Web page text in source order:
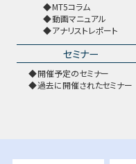
MT5コラム
動画マニュアル
アナリストレポート
セミナー
開催予定のセミナー
過去に開催されたセミナー